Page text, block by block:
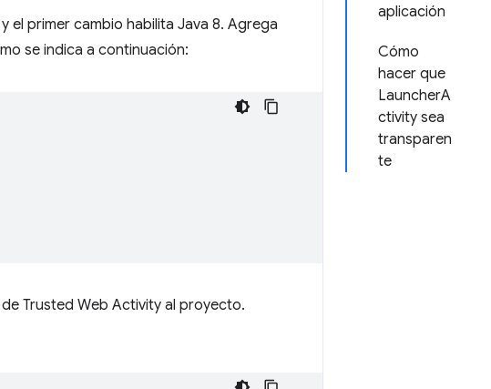
aplicación
Cómo
hacer que
LauncherA
ctivity sea
transparen
te
y el primer cambio habilita Java 8. Agrega
se indica a continuación:
Trusted Web Activity al proyecto.